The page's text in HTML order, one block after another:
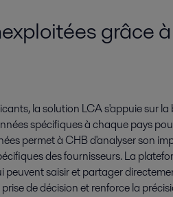
grâce
la solution LCA s'appuie sur la
spécifiques à chaque pays
permet à CHB d'analyser son
des fournisseurs. La
saisir et partager
de décision et renforce la